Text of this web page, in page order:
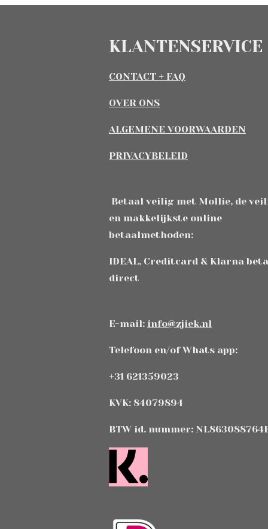
KLANTENSERVICE
CONTACT + FAQ
OVER ONS
ALGEMENE VOORWAARDEN
PRIVACYBELEID
Betaal veilig met Mollie, de
en makkelijkste online
betaalmethoden:
IDEAL, Creditcard & Klarna
direct
E-mail: info@zjiek.nl
Telefoon en/of Whats app:
+31 621359023
KVK: 84079894
BTW id. nummer: